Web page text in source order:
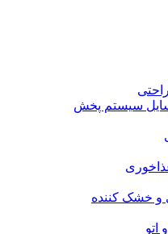
سیستم پخش
و خشک کننده